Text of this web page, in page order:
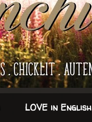
LOVE in English